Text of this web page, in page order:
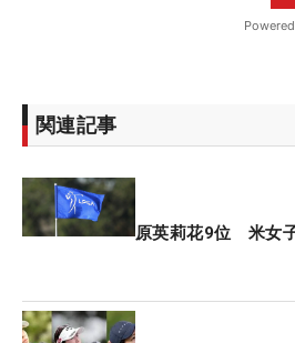
関連記事
原英莉花9位 米女